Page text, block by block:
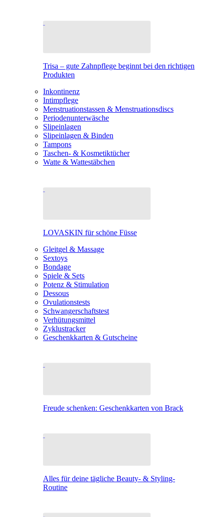
Trisa – gute Zahnpflege beginnt bei den richtigen
Produkten
Inkontinenz
Intimpflege
Menstruationstassen & Menstruationsdiscs
Periodenunterwäsche
Slipeinlagen
Slipeinlagen & Binden
Tampons
Taschen- & Kosmetiktücher
Watte & Wattestäbchen
LOVASKIN für schöne Füsse
Gleitgel & Massage
Sextoys
Bondage
Spiele & Sets
Potenz & Stimulation
Dessous
Ovulationstests
Schwangerschaftstest
Verhütungsmittel
Zyklustracker
Geschenkkarten & Gutscheine
Freude schenken: Geschenkkarten von Brack
Alles für deine tägliche Beauty- & Styling-
Routine